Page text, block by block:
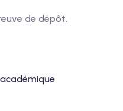
de dépôt.